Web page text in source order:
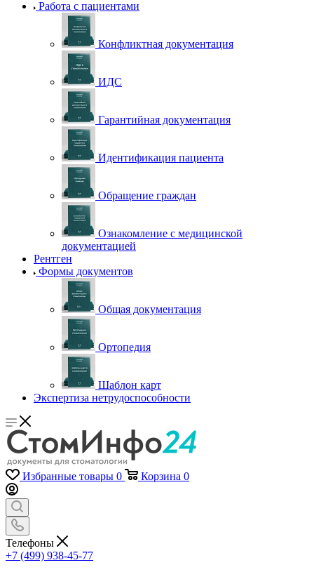
Работа с пациентами
Конфликтная документация
ИДС
Гарантийная документация
Идентификация пациента
Обращение граждан
Ознакомление с медицинской
документацией
Рентген
Формы документов
Общая документация
Ортопедия
Шаблон карт
Экспертиза нетрудоспособности
Избранные товары 0 Корзина 0
Телефоны
+7 (499) 938-45-77